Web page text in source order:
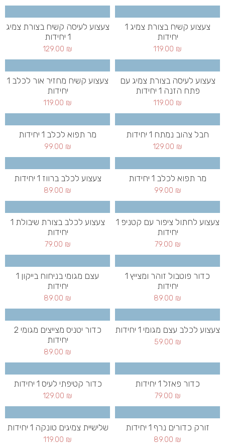
צעצוע קשיח בצורת צמיג 1
יחידות
119.00 ₪
צעצוע לעיסה קשיח בצורת צמיג
1 יחידות
129.00 ₪
צעצוע לעיסה בצורת צמיג עם
פתח הזנה 1 יחידות
119.00 ₪
צעצוע קשיח מחזיר אור לכלב 1
יחידות
119.00 ₪
חבל צהוב נמתח 1 יחידות
129.00 ₪
מר תפוא לכלב 1 יחידות
99.00 ₪
מר תפוא לכלב 1 יחידות
99.00 ₪
צעצוע לכלב ברווז 1 יחידות
89.00 ₪
צעצוע לחתול ציפור עם קטניפ 1
יחידות
79.00 ₪
צעצוע לכלב בצורת שיבולת 1
יחידות
79.00 ₪
כדור פוטבול זוהר ומצייץ 1
יחידות
89.00 ₪
עצם מגומי בניחוח בייקון 1
יחידות
89.00 ₪
צעצוע לכלב עצם מגומי 1 יחידות
59.00 ₪
כדור יטניס מצייצים מגומי 2
יחידות
89.00 ₪
כדור פאזל 1 יחידות
79.00 ₪
כדור קטיפתי לעיס 1 יחידות
129.00 ₪
זורק כדורים נרף 1 יחידות
89.00 ₪
שלישיית צמיגים טונקה 1 יחידות
119.00 ₪